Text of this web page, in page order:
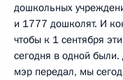
дошкольных
и 1777 дошколят. И
чтобы к 1 сентября
сегодня в одной
мэр передал, мы